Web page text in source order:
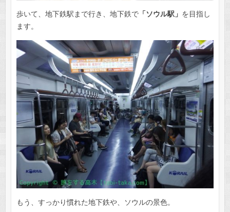
歩いて、地下鉄駅まで行き、地下鉄で「ソウル駅」 を目指し
ます。
もう、すっかり慣れた地下鉄や、ソウルの景色。